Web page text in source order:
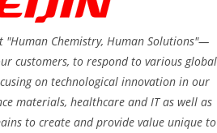
"Human Chemistry, Human Solutions"—
customers, to respond to various global
on technological innovation in our
materials, healthcare and IT as well as
to create and provide value unique to